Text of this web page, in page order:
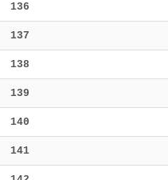
136
137
138
139
140
141